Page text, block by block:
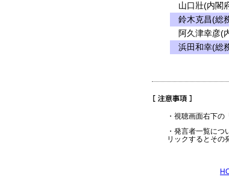
山口壯(内閣
鈴木克昌(総
阿久津幸彦(
浜田和幸(総
・視聴画面右下の
・発言者一覧に
リックするとその